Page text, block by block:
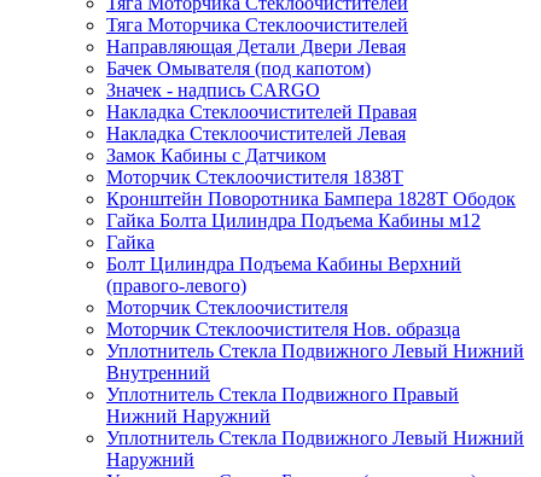
Тяга Моторчика Стеклоочистителей
Направляющая Детали Двери Левая
Бачек Омывателя (под капотом)
Значек - надпись CARGO
Накладка Стеклоочистителей Правая
Накладка Стеклоочистителей Левая
Замок Кабины с Датчиком
Моторчик Стеклоочистителя 1838Т
Кронштейн Поворотника Бампера 1828Т Ободок
Гайка Болта Цилиндра Подъема Кабины м12
Гайка
Болт Цилиндра Подъема Кабины Верхний
(правого-левого)
Моторчик Стеклоочистителя
Моторчик Стеклоочистителя Нов. образца
Уплотнитель Стекла Подвижного Левый Нижний
Внутренний
Уплотнитель Стекла Подвижного Правый
Нижний Наружний
Уплотнитель Стекла Подвижного Левый Нижний
Наружний